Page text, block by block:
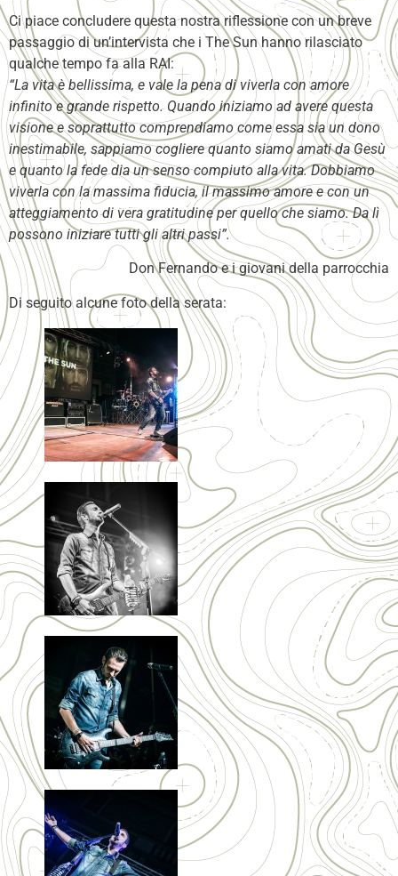
Ci piace concludere questa nostra riflessione con un breve
passaggio di un’intervista che i The Sun hanno rilasciato
qualche tempo fa alla RAI:
“La vita è bellissima, e vale la pena di viverla con amore
infinito e grande rispetto. Quando iniziamo ad avere questa
visione e soprattutto comprendiamo come essa sia un dono
inestimabile, sappiamo cogliere quanto siamo amati da Gesù
e quanto la fede dia un senso compiuto alla vita. Dobbiamo
viverla con la massima fiducia, il massimo amore e con un
atteggiamento di vera gratitudine per quello che siamo. Da lì
possono iniziare tutti gli altri passi”.
Don Fernando e i giovani della parrocchia
Di seguito alcune foto della serata: